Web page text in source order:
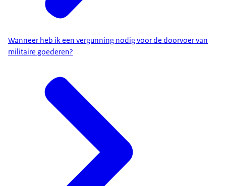
Wanneer heb ik een vergunning nodig voor de doorvoer van
militaire goederen?